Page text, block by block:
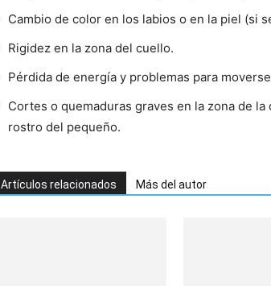
Cambio de color en los labios o en la piel (si
Rigidez en la zona del cuello.
Pérdida de energía y problemas para
Cortes o quemaduras graves en la zona de
rostro del pequeño.
Artículos relacionados Más del autor